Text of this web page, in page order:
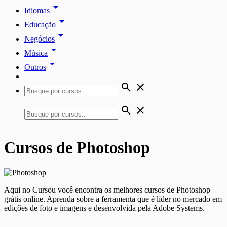
Idiomas arrow_drop_down
Educação arrow_drop_down
Negócios arrow_drop_down
Música arrow_drop_down
Outros arrow_drop_down
search close
search close
Cursos de Photoshop
Aqui no Cursou você encontra os melhores cursos de Photoshop
grátis online. Aprenda sobre a ferramenta que é líder no mercado em
edições de foto e imagens e desenvolvida pela Adobe Systems.